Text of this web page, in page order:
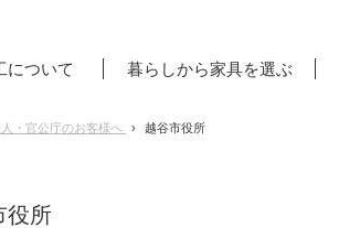
について 暮らしから家具を選ぶ
・官公庁のお客様へ 越谷市役所
役所